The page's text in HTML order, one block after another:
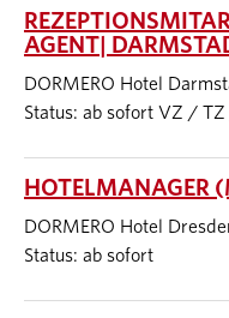
AGENT|
DORMERO Hotel
Status: ab sofort VZ /
HOTELMANAGER
DORMERO Hotel
Status: ab sofort